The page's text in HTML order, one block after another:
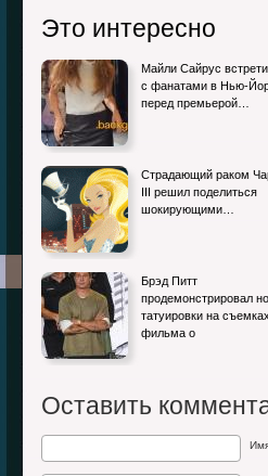
Это интересно
Майли Сайрус
с фанатами в Нью-
перед премьерой…
Страдающий раком
III решил поделиться
шокирующими…
Брэд Питт
продемонстрировал
татуировки на
фильма о
Оставить